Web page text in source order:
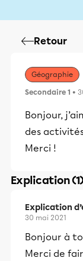
Retour
Géographie
Secondaire 1 •
Bonjour,
des
Merci !
Explication
Explication
30 mai 2021
Bonjour à
Merci de